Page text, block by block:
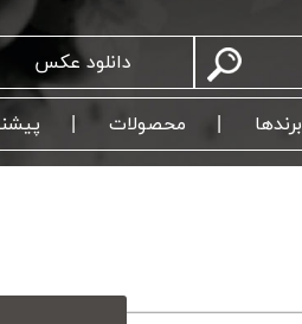
دانلود عکس
محصولات برندها